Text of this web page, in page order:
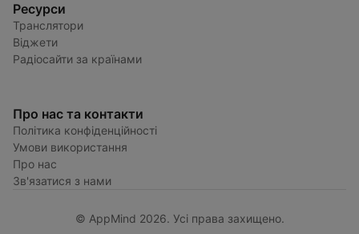
Ресурси
Транслятори
Віджети
Радіосайти за країнами
Про нас та контакти
Політика конфіденційності
Умови використання
Про нас
Зв'язатися з нами
© AppMind 2026. Усі права захищено.